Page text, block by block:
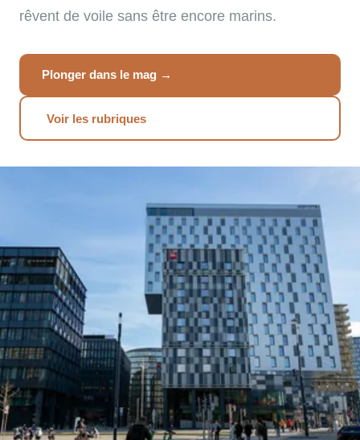
rêvent de voile sans être encore marins.
Plonger dans le mag →
Voir les rubriques